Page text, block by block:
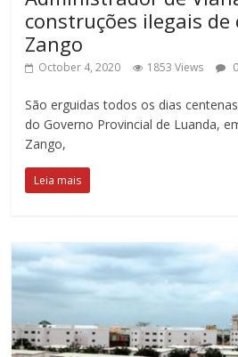
construções ilegais de
Zango
October 4, 2020 1853 Views
São erguidas todos os dias
do Governo Provincial de Luanda,
Zango,
Leia mais